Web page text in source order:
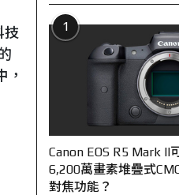
技
，
1
Canon EOS R5 Mark II
6,200萬畫素堆疊式
對焦功能？